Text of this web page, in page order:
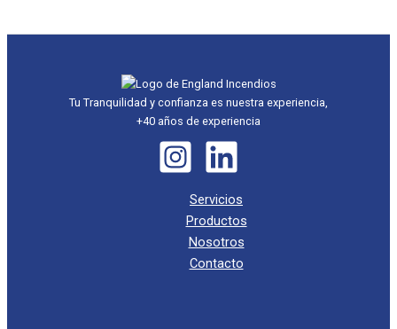
Tu Tranquilidad y confianza es nuestra experiencia,
+40 años de experiencia
Servicios
Productos
Nosotros
Contacto